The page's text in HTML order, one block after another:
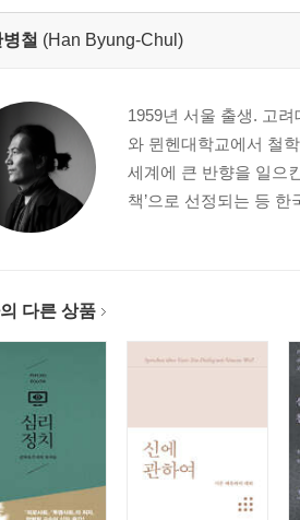
철 (Han Byung-Chul)
1959년 서울 출생. 고
와 뮌헨대학교에서 철
세계에 큰 반향을 일으
책’으로 선정되는 등
다른 상품